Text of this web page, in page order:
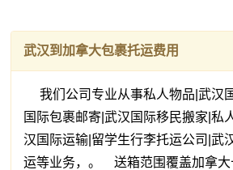
武汉到加拿大包裹托运费用
我们公司专业从事私人物品|武汉
国际包裹邮寄|武汉国际移民搬家|私
汉国际运输|留学生行李托运公司|武
运等业务，。 送箱范围覆盖加拿大